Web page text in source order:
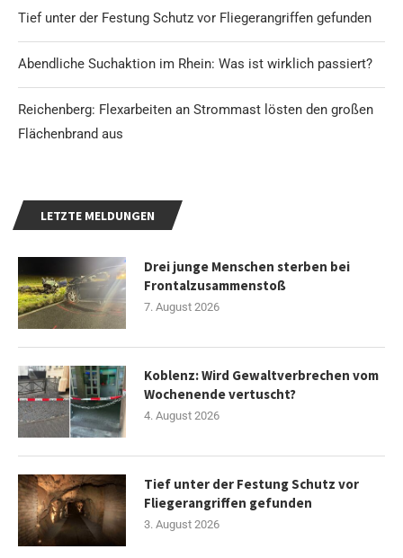
Tief unter der Festung Schutz vor Fliegerangriffen gefunden
Abendliche Suchaktion im Rhein: Was ist wirklich passiert?
Reichenberg: Flexarbeiten an Strommast lösten den großen
Flächenbrand aus
LETZTE MELDUNGEN
Drei junge Menschen sterben bei
Frontalzusammenstoß
7. August 2026
Koblenz: Wird Gewaltverbrechen vom
Wochenende vertuscht?
4. August 2026
Tief unter der Festung Schutz vor
Fliegerangriffen gefunden
3. August 2026